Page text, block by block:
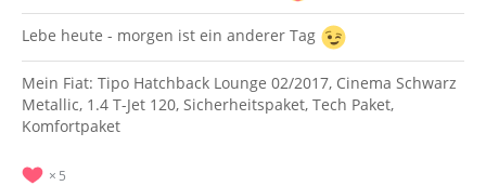
Lebe heute - morgen ist ein anderer Tag
Mein Fiat: Tipo Hatchback Lounge 02/2017, Cinema Schwarz
Metallic, 1.4 T-Jet 120, Sicherheitspaket, Tech Paket,
Komfortpaket
5